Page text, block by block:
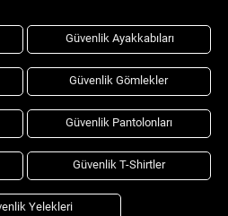
Güvenlik Ayakkabıları
Güvenlik Gömlekler
Güvenlik Pantolonları
Güvenlik T-Shirtler
Yelekleri